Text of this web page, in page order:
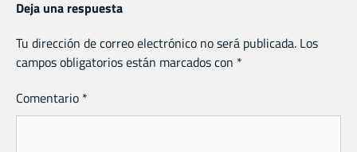
Deja una respuesta
Tu dirección de correo electrónico no será publicada. Los
campos obligatorios están marcados con *
Comentario *